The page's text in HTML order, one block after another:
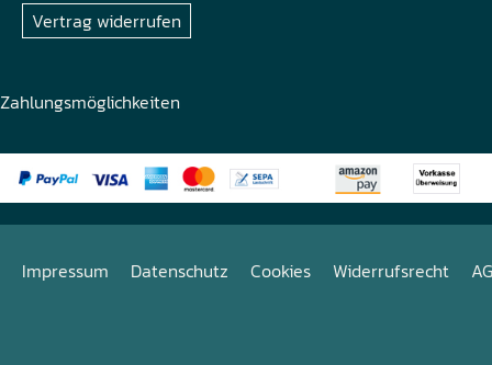
Vertrag widerrufen
Zahlungsmöglichkeiten
Impressum Datenschutz Cookies Widerrufsrecht